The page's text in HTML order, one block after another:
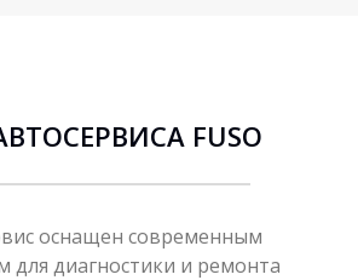
FUSO
оснащен современным
для диагностики и ремонта